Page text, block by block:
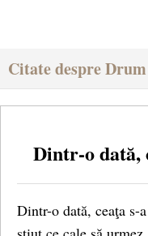
Citate despre Drum
Dintr-o
Dintr-o dată, ceaţa s-